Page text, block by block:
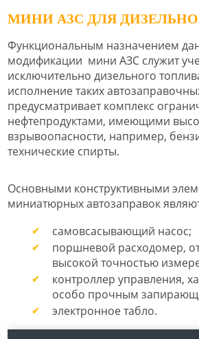
МИНИ АЗС ДЛЯ
Функциональным назначением
модификации мини АЗС служит
исключительно дизельного
исполнение таких
предусматривает комплекс
нефтепродуктами, имеющими
взрывоопасности, например,
технические спирты.
Основными конструктивными
миниатюрных автозаправок
самовсасывающий насос;
поршневой расходомер,
высокой точностью
контроллер управления,
особо прочным
электронное табло.